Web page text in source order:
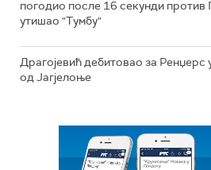
погодио после 16 секунди
утишао "Тумбу"
Драгојевић дебитовао за Ренџерс
од Јагјелоње